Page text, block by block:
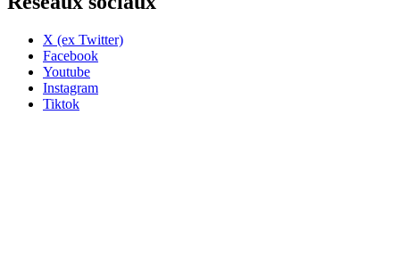
X (ex Twitter)
Facebook
Youtube
Instagram
Tiktok